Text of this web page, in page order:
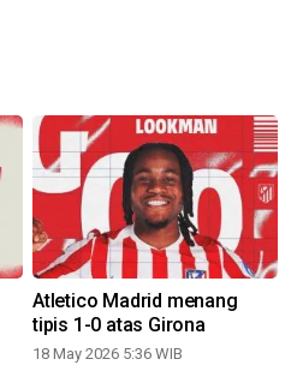
Atletico Madrid menang
tipis 1-0 atas Girona
18 May 2026 5:36 WIB